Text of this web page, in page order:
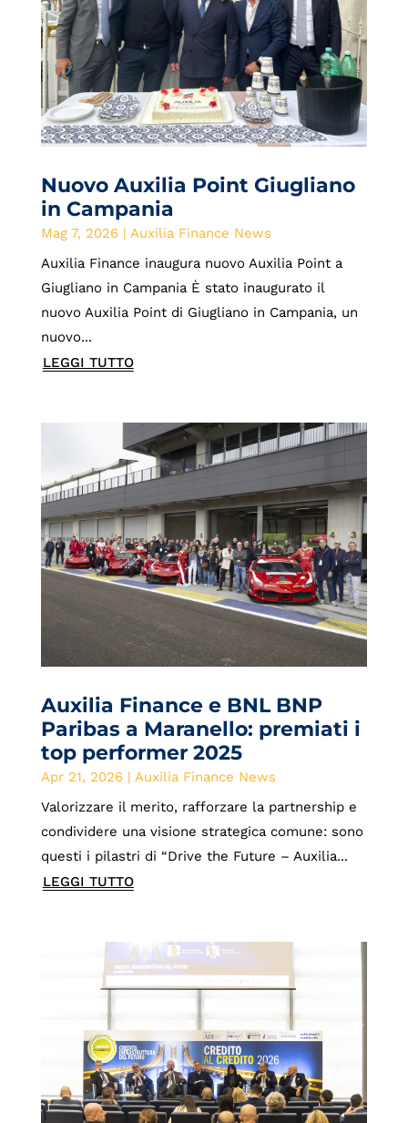
Nuovo Auxilia Point Giugliano
in Campania
Mag 7, 2026| Auxilia Finance News
Auxilia Finance inaugura nuovo Auxilia Point a
Giugliano in Campania È stato inaugurato il
nuovo Auxilia Point di Giugliano in Campania, un
nuovo...
LEGGI TUTTO
Auxilia Finance e BNL BNP
Paribas a Maranello: premiati i
top performer 2025
Apr 21, 2026| Auxilia Finance News
Valorizzare il merito, rafforzare la partnership e
condividere una visione strategica comune: sono
questi i pilastri di “Drive the Future – Auxilia...
LEGGI TUTTO